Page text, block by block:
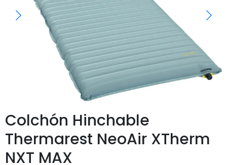
Colchón Hinchable
Thermarest NeoAir XTherm
NXT MAX